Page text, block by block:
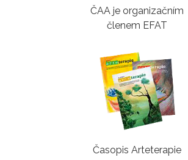
ČAA je organizačním
členem EFAT
Časopis Arteterapie